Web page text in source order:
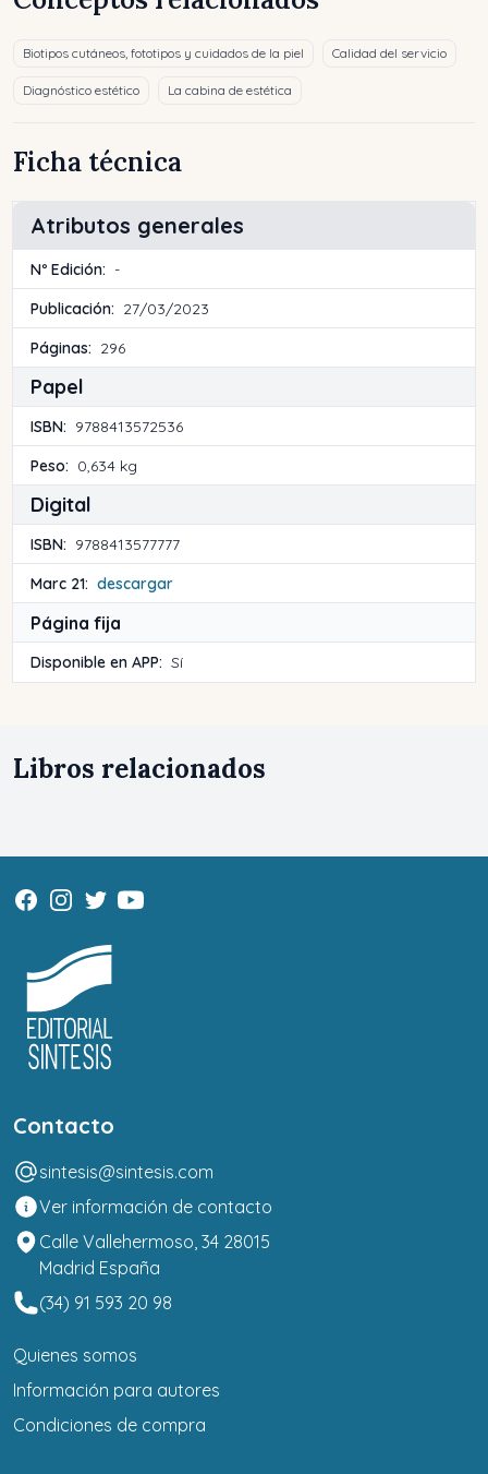
Biotipos cutáneos, fototipos y cuidados de la piel Calidad del servicio
Diagnóstico estético La cabina de estética
Ficha técnica
Atributos generales
Nº Edición: -
Publicación: 27/03/2023
Páginas: 296
Papel
ISBN: 9788413572536
Peso: 0,634 kg
Digital
ISBN: 9788413577777
Marc 21: descargar
Página fija
Disponible en APP: Sí
Libros relacionados
Contacto
sintesis@sintesis.com
Ver información de contacto
Calle Vallehermoso, 34 28015
Madrid España
(34) 91 593 20 98
Quienes somos
Información para autores
Condiciones de compra